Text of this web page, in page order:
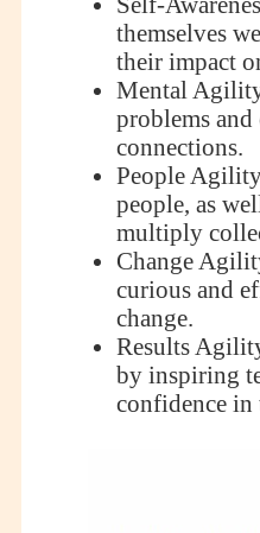
themselves
their impact
Mental
problems
connections.
People
people, as
multiply
Change
curious and
change.
Results
by inspiring
confidence in